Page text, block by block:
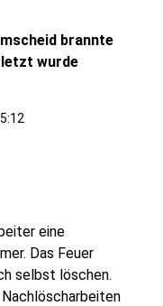
brannte
wurde
eine
Das Feuer
selbst löschen.